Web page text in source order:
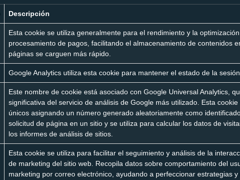
Descripción
Esta cookie se utiliza generalmente para el rendimiento y la
procesamiento de pagos, facilitando el almacenamiento de contenidos
páginas se carguen más rápido.
Google Analytics utiliza esta cookie para mantener el estado de la sesión.
Este nombre de cookie está asociado con Google Universal Analytics,
significativa del servicio de análisis de Google más utilizado. Esta
únicos asignando un número generado aleatoriamente como
solicitud de página en un sitio y se utiliza para calcular los datos de
los informes de análisis de sitios.
Esta cookie se utiliza para facilitar el seguimiento y análisis de la
de marketing del sitio web. Recopila datos sobre comportamiento del
marketing por correo electrónico, ayudando a perfeccionar estrategias